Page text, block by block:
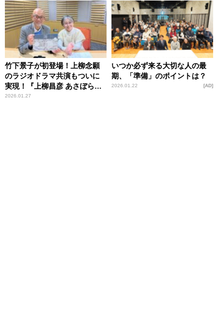
竹下景子が初登場！上柳念願
のラジオドラマ共演もついに
実現！『上柳昌彦 あさぼら
け』
2026.01.27
いつか必ず来る大切な人の最
期、「準備」のポイントは？
2026.01.22 AD